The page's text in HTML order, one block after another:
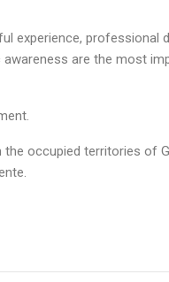
experience, professional
are the most
occupied territories of